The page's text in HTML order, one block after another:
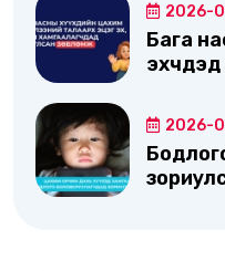
2026-
Бага
2026-